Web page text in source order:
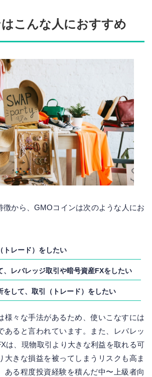
こんな人におすすめ
徴から、GMOコインは次のような人にお
トレード）をしたい
、レバレッジ取引や暗号資産FXをしたい
をして、取引（トレード）をしたい
様々な手法があるため、使いこなすには
あると言われています。また、レバレッ
は、現物取引より大きな利益を取れる可
大きな損益を被ってしまうリスクも高ま
ある程度投資経験を積んだ中〜上級者向